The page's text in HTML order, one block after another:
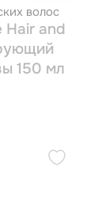
волос
Hair and
150 мл